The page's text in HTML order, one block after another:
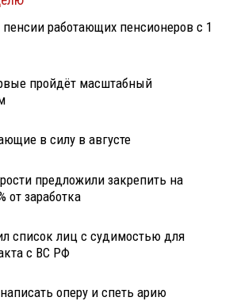
работающих пенсионеров с 1
пройдёт масштабный
в силу в августе
предложили закрепить на
от заработка
список лиц с судимостью для
с ВС РФ
оперу и спеть арию